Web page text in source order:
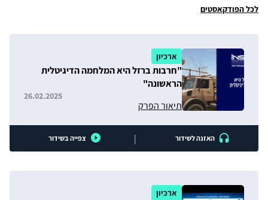
לכל הפודקאסטים
ארכיון
"חרבות ברזל היא המלחמה הדיגיטלית
הראשונה"
תיאור הפרק
26.02.2025
האזנה לשידור | צפייה בשידור
ארכיון